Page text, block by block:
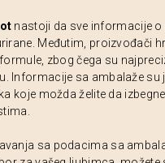
nastoji da sve informacije
Međutim, proizvođači
zbog čega su
Informacije sa ambalaže su
koje možda želite da
sa podacima sa